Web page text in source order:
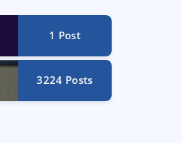
1 Post
3224 Posts